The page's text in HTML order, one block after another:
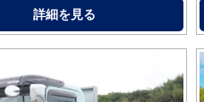
詳細を見る